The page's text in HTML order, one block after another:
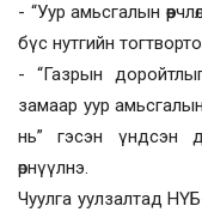
- “Уур амьсгалын
бүс нутгийн
- “Газрын доройтлыг
замаар уур амьсгалын
нь” гэсэн үндсэн
өрнүүлнэ.
Чуулга уулзалтад